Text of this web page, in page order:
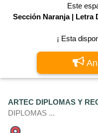
Este
Sección Naranja | Letra
¡ Esta
ARTEC DIPLOMAS Y
DIPLOMAS ...